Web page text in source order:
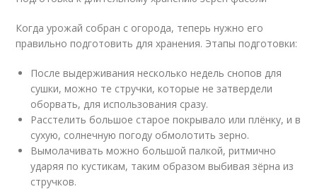
Когда урожай собран с огорода, теперь нужно его
правильно подготовить для хранения. Этапы подготовки:
После выдерживания несколько недель снопов для
сушки, можно те стручки, которые не затвердели
оборвать, для использования сразу.
Расстелить большое старое покрывало или плёнку, и в
сухую, солнечную погоду обмолотить зерно.
Вымолачивать можно большой палкой, ритмично
ударяя по кустикам, таким образом выбивая зёрна из
стручков.